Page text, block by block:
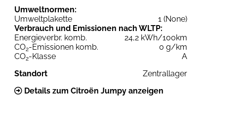
Umweltnormen:
Umweltplakette
1 (None)
Verbrauch und Emissionen nach WLTP:
Energieverbr. komb.
24,2 kWh/100km
CO2-Emissionen komb.
0 g/km
CO2-Klasse
A
Standort
Zentrallager
Details zum Citroën Jumpy anzeigen